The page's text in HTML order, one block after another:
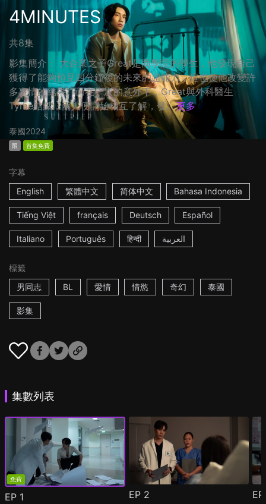
4MINUTES
共8集
影集簡介： 大企業之子Great是商學院的學生，他發現自己
獲得了能夠預見四分鐘後的未來的超能力，這也使他改變許
多事情的結果。而在一次的意外下，Great與外科醫生
Tyme結識，兩人便開始相互了解，發... 更多
泰國2024
限 首集免費
字幕
English
繁體中文 简体中文 Bahasa Indonesia
Tiếng Việt français Deutsch Español
Italiano Português हिन्दी العربية
標籤
男同志
BL 愛情 情慾 奇幻 泰國
影集
集數列表
免費
EP 1 EP 2